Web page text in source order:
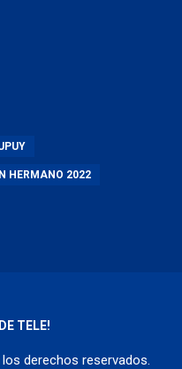
HERMANO 2022
TELE!
derechos reservados.